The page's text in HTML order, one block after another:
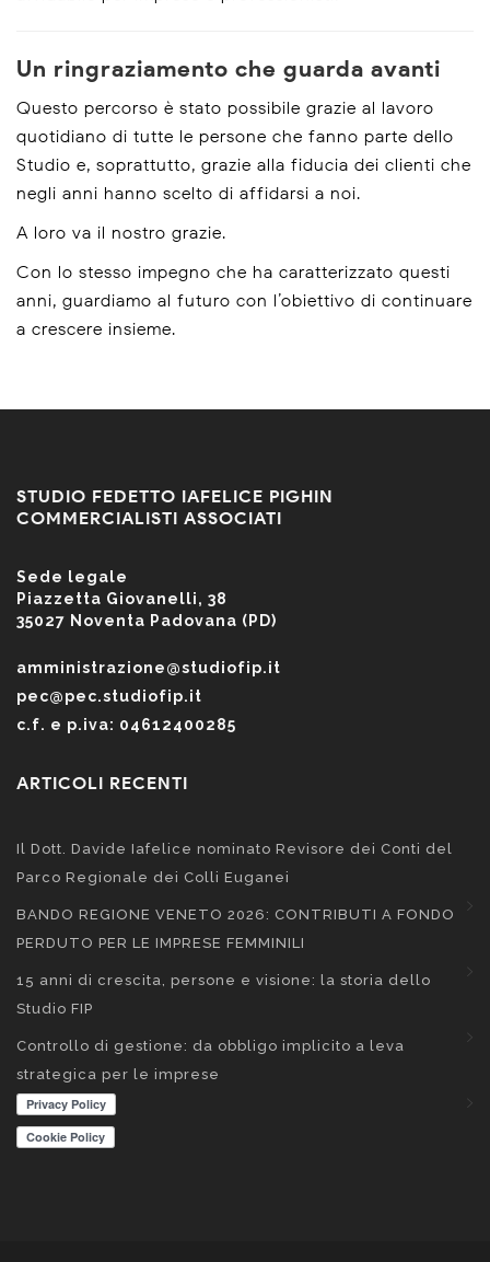
Un ringraziamento che guarda avanti
Questo percorso è stato possibile grazie al lavoro
quotidiano di tutte le persone che fanno parte dello
Studio e, soprattutto, grazie alla fiducia dei clienti che
negli anni hanno scelto di affidarsi a noi.
A loro va il nostro grazie.
Con lo stesso impegno che ha caratterizzato questi
anni, guardiamo al futuro con l’obiettivo di continuare
a crescere insieme.
STUDIO FEDETTO IAFELICE PIGHIN
COMMERCIALISTI ASSOCIATI
Sede legale
Piazzetta Giovanelli, 38
35027 Noventa Padovana (PD)
amministrazione@studiofip.it
pec@pec.studiofip.it
c.f. e p.iva: 04612400285
ARTICOLI RECENTI
Il Dott. Davide Iafelice nominato Revisore dei Conti del
Parco Regionale dei Colli Euganei
BANDO REGIONE VENETO 2026: CONTRIBUTI A FONDO
PERDUTO PER LE IMPRESE FEMMINILI
15 anni di crescita, persone e visione: la storia dello
Studio FIP
Controllo di gestione: da obbligo implicito a leva
strategica per le imprese